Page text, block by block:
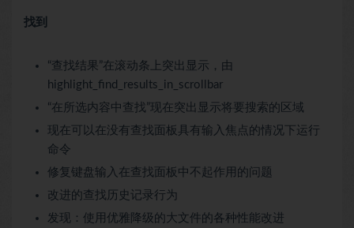
找到
“查找结果”在滚动条上突出显示，由
highlight_find_results_in_scrollbar
“在所选内容中查找”现在突出显示将要搜索的区域
现在可以在没有查找面板具有输入焦点的情况下运行
命令
修复键盘输入在查找面板中不起作用的问题
改进的查找历史记录行为
发现：使用优雅降级的大文件的各种性能改进